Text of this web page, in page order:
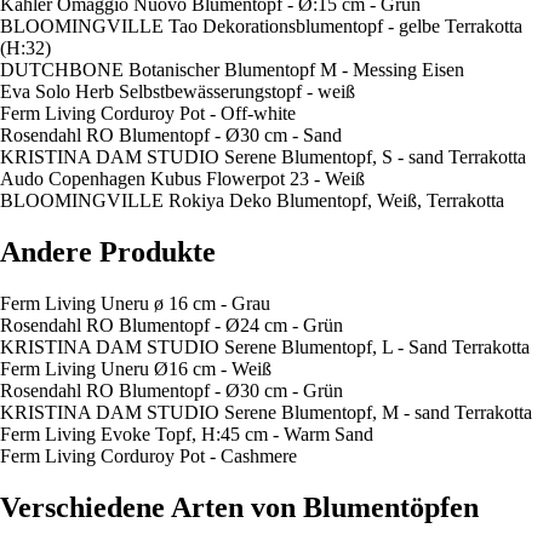
Kähler Omaggio Nuovo Blumentopf - Ø:15 cm - Grün
BLOOMINGVILLE Tao Dekorationsblumentopf - gelbe Terrakotta
(H:32)
DUTCHBONE Botanischer Blumentopf M - Messing Eisen
Eva Solo Herb Selbstbewässerungstopf - weiß
Ferm Living Corduroy Pot - Off-white
Rosendahl RO Blumentopf - Ø30 cm - Sand
KRISTINA DAM STUDIO Serene Blumentopf, S - sand Terrakotta
Audo Copenhagen Kubus Flowerpot 23 - Weiß
BLOOMINGVILLE Rokiya Deko Blumentopf, Weiß, Terrakotta
Andere Produkte
Ferm Living Uneru ø 16 cm - Grau
Rosendahl RO Blumentopf - Ø24 cm - Grün
KRISTINA DAM STUDIO Serene Blumentopf, L - Sand Terrakotta
Ferm Living Uneru Ø16 cm - Weiß
Rosendahl RO Blumentopf - Ø30 cm - Grün
KRISTINA DAM STUDIO Serene Blumentopf, M - sand Terrakotta
Ferm Living Evoke Topf, H:45 cm - Warm Sand
Ferm Living Corduroy Pot - Cashmere
Verschiedene Arten von Blumentöpfen